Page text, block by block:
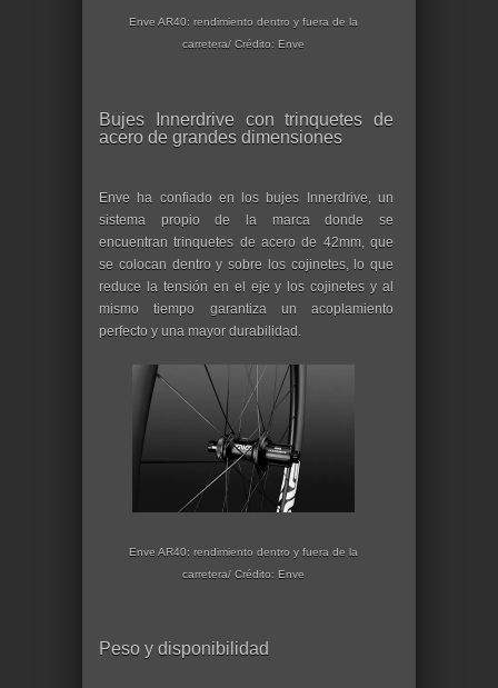
Enve AR40: rendimiento dentro y fuera de la
carretera/ Crédito: Enve
Bujes Innerdrive con trinquetes de
acero de grandes dimensiones
Enve ha confiado en los bujes Innerdrive, un
sistema propio de la marca donde se
encuentran trinquetes de acero de 42mm, que
se colocan dentro y sobre los cojinetes, lo que
reduce la tensión en el eje y los cojinetes y al
mismo tiempo garantiza un acoplamiento
perfecto y una mayor durabilidad.
Enve AR40: rendimiento dentro y fuera de la
carretera/ Crédito: Enve
Peso y disponibilidad